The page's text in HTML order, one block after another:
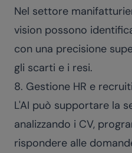
Nel settore
vision possono
con una precisione
gli scarti e i resi.
8. Gestione HR e
L'AI può supportare la
analizzando i CV,
rispondere alle